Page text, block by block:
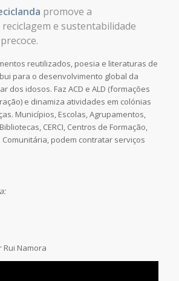
promove a
e sustentabilidade
reutilizados, poesia e literaturas de
para o desenvolvimento global da
dos idosos. Faz ACD e ALD (formações
e dinamiza atividades em colónias
Municípios, Escolas, Agrupamentos,
CERCI, Centros de Formação,
Comunitária, podem contratar serviços
Rui Namora